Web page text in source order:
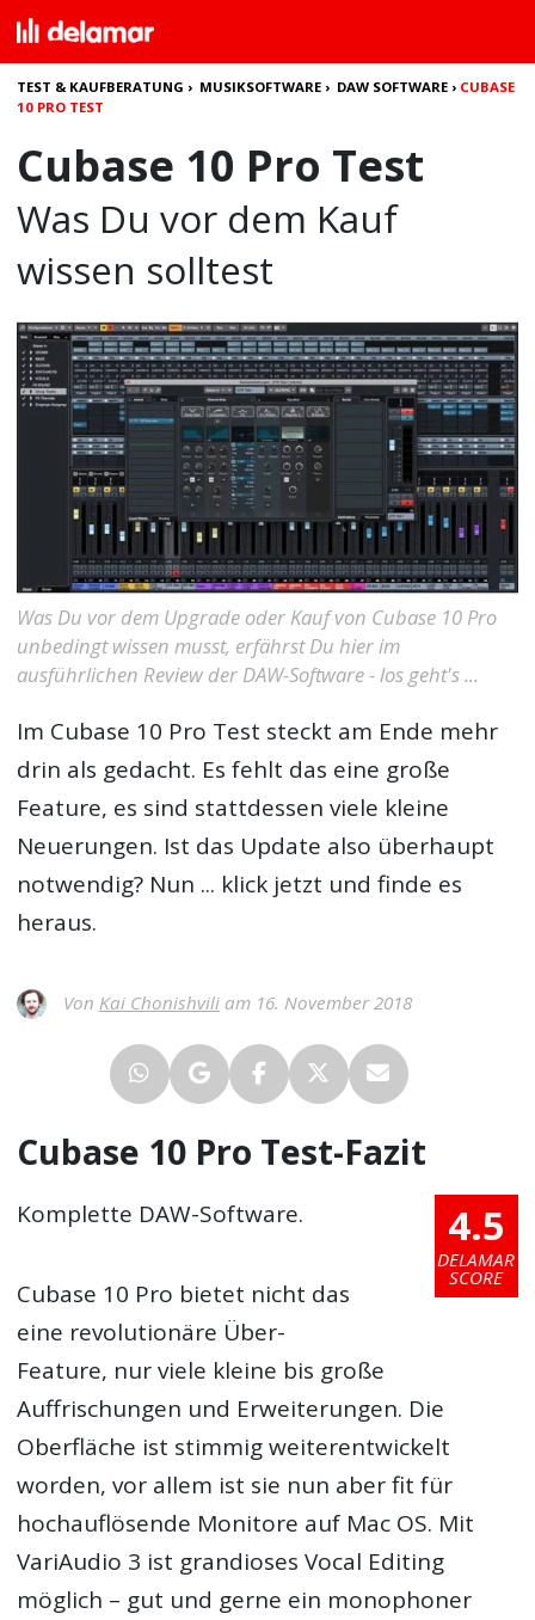
TEST & KAUFBERATUNG › MUSIKSOFTWARE › DAW SOFTWARE › CUBASE
10 PRO TEST
Cubase 10 Pro Test
Was Du vor dem Kauf
wissen solltest
Was Du vor dem Upgrade oder Kauf von Cubase 10 Pro
unbedingt wissen musst, erfährst Du hier im
ausführlichen Review der DAW-Software - los geht's ...
Im Cubase 10 Pro Test steckt am Ende mehr
drin als gedacht. Es fehlt das eine große
Feature, es sind stattdessen viele kleine
Neuerungen. Ist das Update also überhaupt
notwendig? Nun ... klick jetzt und finde es
heraus.
Von Kai Chonishviliam 16. November 2018
Cubase 10 Pro Test-Fazit
4.5
DELAMAR
SCORE
Komplette DAW-Software.
Cubase 10 Pro bietet nicht das
eine revolutionäre Über-
Feature, nur viele kleine bis große
Auffrischungen und Erweiterungen. Die
Oberfläche ist stimmig weiterentwickelt
worden, vor allem ist sie nun aber fit für
hochauflösende Monitore auf Mac OS. Mit
VariAudio 3 ist grandioses Vocal Editing
möglich – gut und gerne ein monophoner